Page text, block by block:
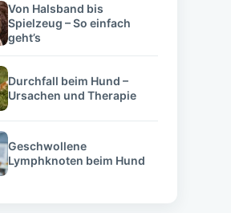
Von Halsband bis
Spielzeug – So einfach
geht’s
Durchfall beim Hund –
Ursachen und Therapie
Geschwollene
Lymphknoten beim Hund